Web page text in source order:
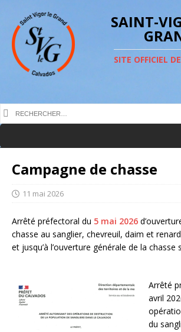
SAINT-
SITE OFFICIEL
Campagne de chasse
11 mai 2026
Arrêté préfectoral du 5 mai 2026
chasse au sanglier, chevreuil, daim et
et jusqu’à l’ouverture générale de la chasse
Arrêté
avril
du